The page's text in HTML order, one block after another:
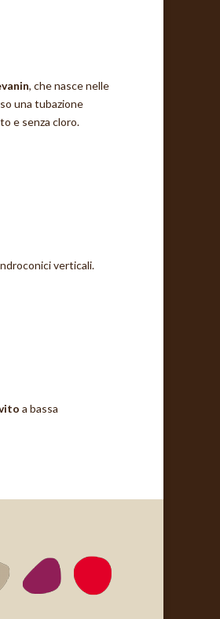
, che nasce nelle
una tubazione
e senza cloro.
verticali.
a bassa